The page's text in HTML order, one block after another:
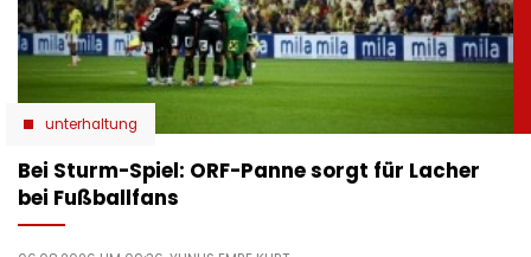
unterhaltung
Bei Sturm-Spiel: ORF-Panne sorgt für Lacher
bei Fußballfans